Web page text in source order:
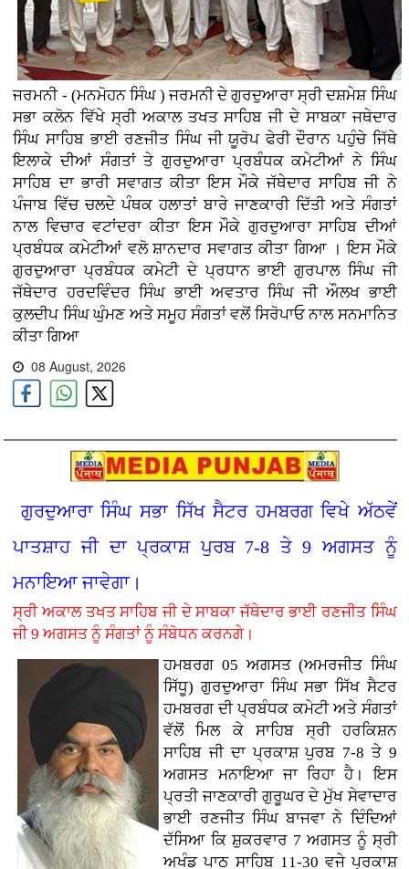
ਜਰਮਨੀ - (ਮਨਮੋਹਨ ਸਿੰਘ ) ਜਰਮਨੀ ਦੇ ਗੁਰਦੁਆਰਾ ਸ੍ਰੀ ਦਸ਼ਮੇਸ਼ ਸਿੰਘ
ਸਭਾ ਕਲੋਨ ਵਿੱਖੇ ਸ੍ਰੀ ਅਕਾਲ ਤਖਤ ਸਾਹਿਬ ਜੀ ਦੇ ਸਾਬਕਾ ਜਥੇਦਾਰ
ਸਿੰਘ ਸਾਹਿਬ ਭਾਈ ਰਣਜੀਤ ਸਿੰਘ ਜੀ ਯੂਰੋਪ ਫੇਰੀ ਦੌਰਾਨ ਪਹੁੰਚੇ ਜਿੱਥੇ
ਇਲਾਕੇ ਦੀਆਂ ਸੰਗਤਾਂ ਤੇ ਗੁਰਦੁਆਰਾ ਪ੍ਰਬੰਧਕ ਕਮੇਟੀਆਂ ਨੇ ਸਿੰਘ
ਸਾਹਿਬ ਦਾ ਭਾਰੀ ਸਵਾਗਤ ਕੀਤਾ ਇਸ ਮੌਕੇ ਜੱਥੇਦਾਰ ਸਾਹਿਬ ਜੀ ਨੇ
ਪੰਜਾਬ ਵਿੱਚ ਚਲਦੇ ਪੰਥਕ ਹਲਾਤਾਂ ਬਾਰੇ ਜਾਣਕਾਰੀ ਦਿੱਤੀ ਅਤੇ ਸੰਗਤਾਂ
ਨਾਲ ਵਿਚਾਰ ਵਟਾਂਦਰਾ ਕੀਤਾ ਇਸ ਮੌਕੇ ਗੁਰਦੁਆਰਾ ਸਾਹਿਬ ਦੀਆਂ
ਪ੍ਰਬੰਧਕ ਕਮੇਟੀਆਂ ਵਲੋ ਸ਼ਾਨਦਾਰ ਸਵਾਗਤ ਕੀਤਾ ਗਿਆ । ਇਸ ਮੌਕੇ
ਗੁਰਦੁਆਰਾ ਪ੍ਰਬੰਧਕ ਕਮੇਟੀ ਦੇ ਪ੍ਰਧਾਨ ਭਾਈ ਗੁਰਪਾਲ ਸਿੰਘ ਜੀ
ਜੱਥੇਦਾਰ ਹਰਦਵਿੰਦਰ ਸਿੰਘ ਭਾਈ ਅਵਤਾਰ ਸਿੰਘ ਜੀ ਔਲਖ ਭਾਈ
ਕੁਲਦੀਪ ਸਿੰਘ ਘੁੰਮਣ ਅਤੇ ਸਮੂਹ ਸੰਗਤਾਂ ਵਲੋਂ ਸਿਰੋਪਾਓ ਨਾਲ ਸਨਮਾਨਿਤ
ਕੀਤਾ ਗਿਆ
08 August, 2026
ਗੁਰਦੁਆਰਾ ਸਿੰਘ ਸਭਾ ਸਿੱਖ ਸੈਟਰ ਹਮਬਰਗ ਵਿਖੇ ਅੱਠਵੇਂ
ਪਾਤਸ਼ਾਹ ਜੀ ਦਾ ਪ੍ਰਕਾਸ਼ ਪੁਰਬ 7-8 ਤੇ 9 ਅਗਸਤ ਨੂੰ
ਮਨਾਇਆ ਜਾਵੇਗਾ।
ਸ੍ਰੀ ਅਕਾਲ ਤਖਤ ਸਾਹਿਬ ਜੀ ਦੇ ਸਾਬਕਾ ਜੱਥੇਦਾਰ ਭਾਈ ਰਣਜੀਤ ਸਿੰਘ
ਜੀ 9 ਅਗਸਤ ਨੂੰ ਸੰਗਤਾਂ ਨੂੰ ਸੰਬੋਧਨ ਕਰਨਗੇ।
ਹਮਬਰਗ 05 ਅਗਸਤ (ਅਮਰਜੀਤ ਸਿੰਘ
ਸਿੱਧੂ) ਗੁਰਦੁਆਰਾ ਸਿੰਘ ਸਭਾ ਸਿੱਖ ਸੈਟਰ
ਹਮਬਰਗ ਦੀ ਪ੍ਰਬੰਧਕ ਕਮੇਟੀ ਅਤੇ ਸੰਗਤਾਂ
ਵੱਲੋਂ ਮਿਲ ਕੇ ਸਾਹਿਬ ਸ੍ਰੀ ਹਰਕਿਸ਼ਨ
ਸਾਹਿਬ ਜੀ ਦਾ ਪ੍ਰਕਾਸ਼ ਪੁਰਬ 7-8 ਤੇ 9
ਅਗਸਤ ਮਨਾਇਆ ਜਾ ਰਿਹਾ ਹੈ। ਇਸ
ਪ੍ਰਤੀ ਜਾਣਕਾਰੀ ਗੁਰੂਘਰ ਦੇ ਮੁੱਖ ਸੇਵਾਦਾਰ
ਭਾਈ ਰਣਜੀਤ ਸਿੰਘ ਬਾਜਵਾ ਨੇ ਦਿੰਦਿਆਂ
ਦੱਸਿਆ ਕਿ ਸ਼ੁਕਰਵਾਰ 7 ਅਗਸਤ ਨੂੰ ਸ੍ਰੀ
ਅਖੰਡ ਪਾਠ ਸਾਹਿਬ 11-30 ਵਜੇ ਪ੍ਰਕਾਸ਼